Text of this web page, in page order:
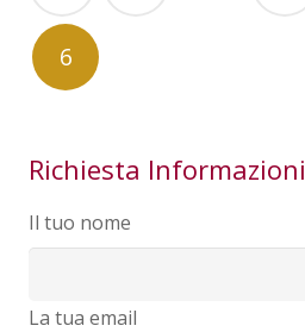
6
Richiesta Informazioni
Il tuo nome
La tua email